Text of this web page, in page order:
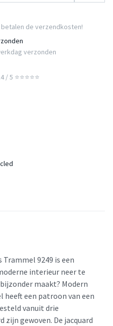
de verzendkosten!
verzonden
5 ⭐⭐⭐⭐⭐
9249 is een
interieur neer te
maakt? Modern
een patroon van een
vanuit drie
zijn gewoven. De jacquard